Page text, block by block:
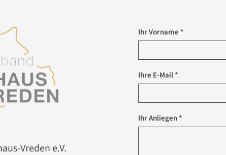
Ihr Vorname *
Ihre E-Mail *
Ihr Anliegen *
Vreden e.V.